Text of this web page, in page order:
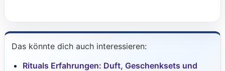
Das könnte dich auch interessieren:
Rituals Erfahrungen: Duft, Geschenksets und